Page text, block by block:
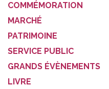
COMMÉMORATION
MARCHÉ
PATRIMOINE
SERVICE PUBLIC
GRANDS ÉVÈNEMENTS
LIVRE